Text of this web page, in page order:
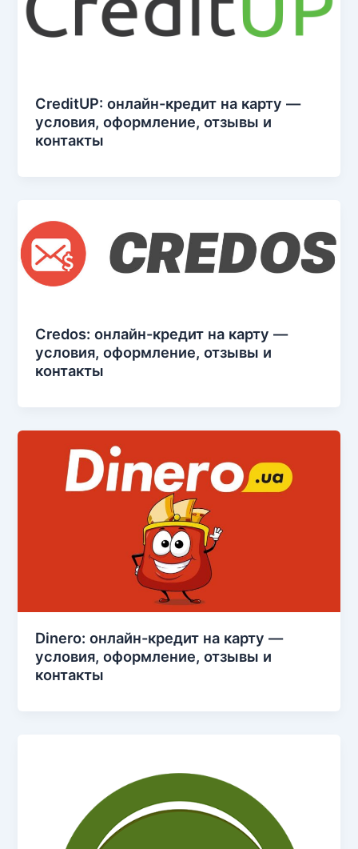
CreditUP: онлайн-кредит на карту —
условия, оформление, отзывы и
контакты
Credos: онлайн-кредит на карту —
условия, оформление, отзывы и
контакты
Dinero: онлайн-кредит на карту —
условия, оформление, отзывы и
контакты